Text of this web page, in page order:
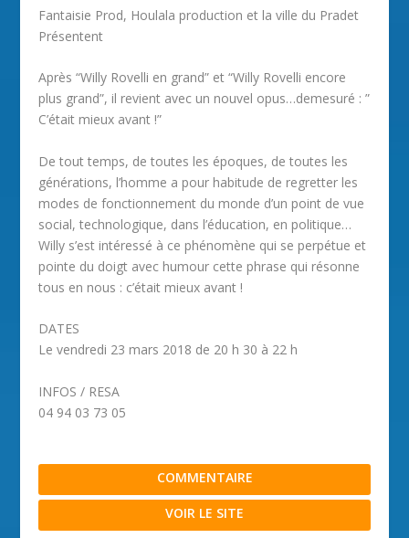
Fantaisie Prod, Houlala production et la ville du Pradet
Présentent
Après “Willy Rovelli en grand” et “Willy Rovelli encore
plus grand”, il revient avec un nouvel opus…demesuré : ”
C’était mieux avant !”
De tout temps, de toutes les époques, de toutes les
générations, l’homme a pour habitude de regretter les
modes de fonctionnement du monde d’un point de vue
social, technologique, dans l’éducation, en politique…
Willy s’est intéressé à ce phénomène qui se perpétue et
pointe du doigt avec humour cette phrase qui résonne
tous en nous : c’était mieux avant !
DATES
Le vendredi 23 mars 2018 de 20 h 30 à 22 h
INFOS / RESA
04 94 03 73 05
COMMENTAIRE
VOIR LE SITE